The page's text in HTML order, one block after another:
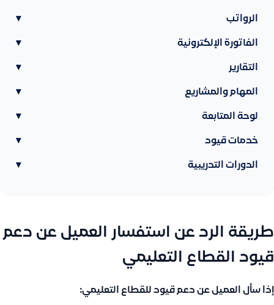
الرواتب ▾
الفاتورة الإلكترونية ▾
التقارير ▾
المهام والمشاريع ▾
لوحة المتابعة ▾
خدمات قيود ▾
الدورات التدريبية ▾
طريقة الرد عن استفسار العميل عن دعم
قيود القطاع التعليمي
إذا سأل العميل عن دعم قيود للقطاع التعليمي: